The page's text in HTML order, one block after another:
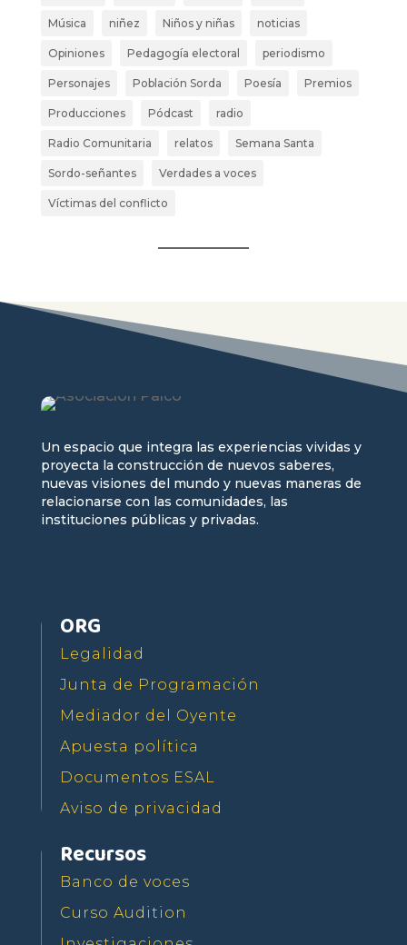
Música niñez Niños y niñas noticias
Opiniones Pedagogía electoral periodismo
Personajes Población Sorda Poesía Premios
Producciones Pódcast radio
Radio Comunitaria relatos Semana Santa
Sordo-señantes Verdades a voces
Víctimas del conflicto
Un espacio que integra las experiencias vividas y
proyecta la construcción de nuevos saberes,
nuevas visiones del mundo y nuevas maneras de
relacionarse con las comunidades, las
instituciones públicas y privadas.
ORG
Legalidad
Junta de Programación
Mediador del Oyente
Apuesta política
Documentos ESAL
Aviso de privacidad
Recursos
Banco de voces
Curso Audition